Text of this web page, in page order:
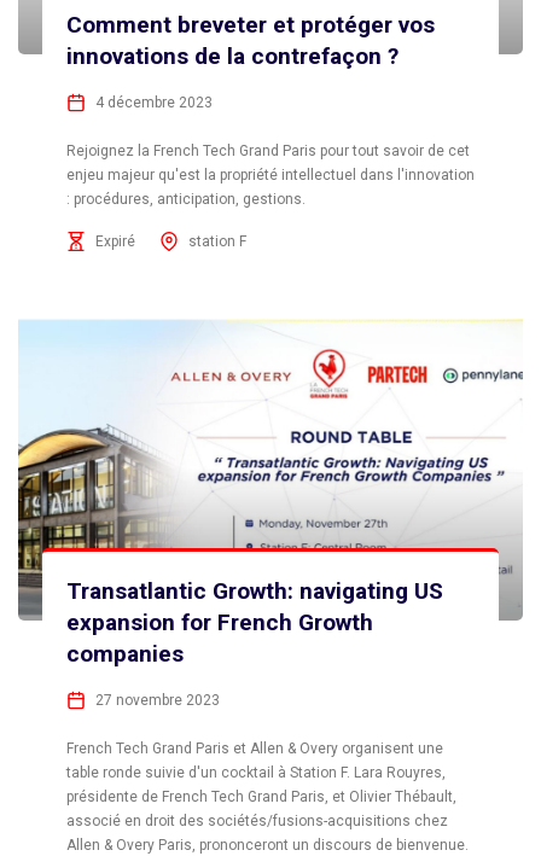
Comment breveter et protéger vos
innovations de la contrefaçon ?
4 décembre 2023
Rejoignez la French Tech Grand Paris pour tout savoir de cet
enjeu majeur qu'est la propriété intellectuel dans l'innovation
: procédures, anticipation, gestions.
Expiré station F
Transatlantic Growth: navigating US
expansion for French Growth
companies
27 novembre 2023
French Tech Grand Paris et Allen & Overy organisent une
table ronde suivie d'un cocktail à Station F. Lara Rouyres,
présidente de French Tech Grand Paris, et Olivier Thébault,
associé en droit des sociétés/fusions-acquisitions chez
Allen & Overy Paris, prononceront un discours de bienvenue.